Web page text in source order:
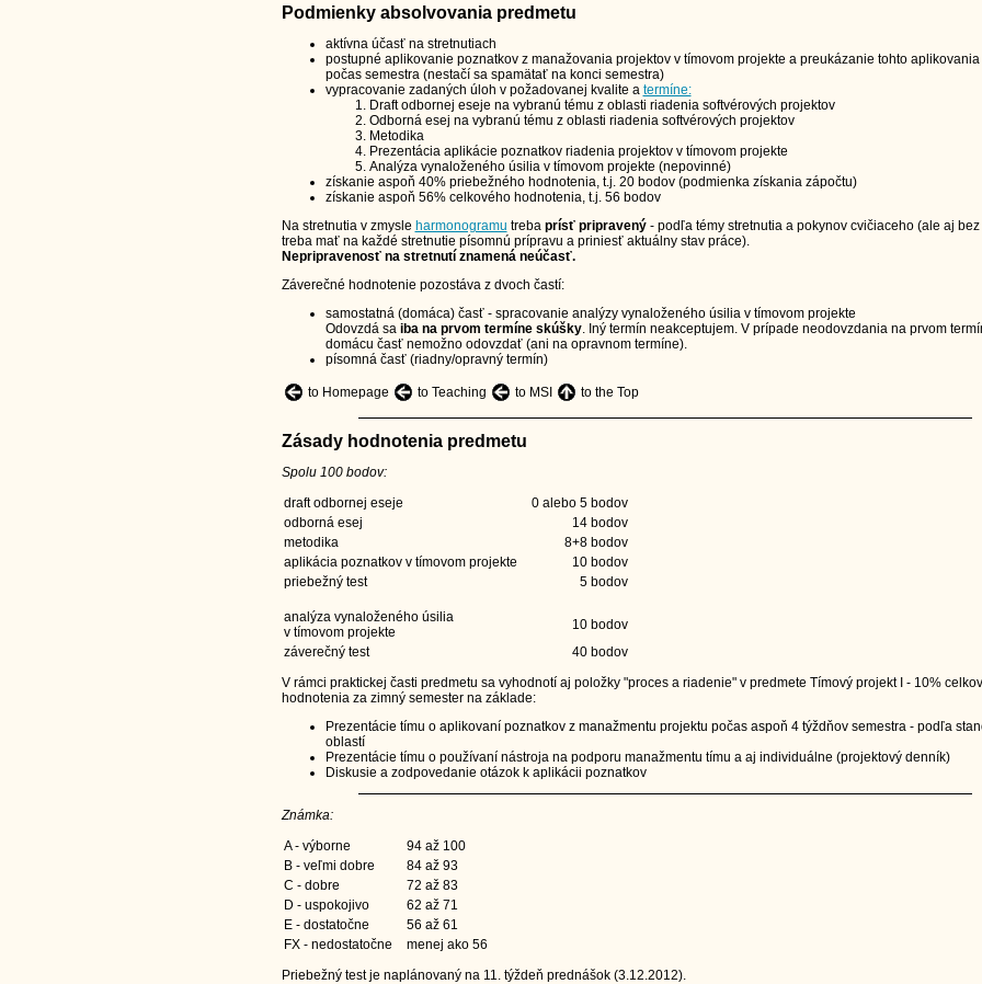
Podmienky absolvovania predmetu
aktívna účasť na stretnutiach
postupné aplikovanie poznatkov z manažovania projektov v tímovom projekte a preukázanie tohto
počas semestra (nestačí sa spamätať na konci semestra)
vypracovanie zadaných úloh v požadovanej kvalite a termíne:
Draft odbornej eseje na vybranú tému z oblasti riadenia softvérových projektov
Odborná esej na vybranú tému z oblasti riadenia softvérových projektov
Metodika
Prezentácia aplikácie poznatkov riadenia projektov v tímovom projekte
Analýza vynaloženého úsilia v tímovom projekte (nepovinné)
získanie aspoň 40% priebežného hodnotenia, t.j. 20 bodov (podmienka získania zápočtu)
získanie aspoň 56% celkového hodnotenia, t.j. 56 bodov
Na stretnutia v zmysle harmonogramu treba prísť pripravený- podľa témy stretnutia a pokynov cvičiaceho (ale aj bez
treba mať na každé stretnutie písomnú prípravu a priniesť aktuálny stav práce).
Nepripravenosť na stretnutí znamená neúčasť.
Záverečné hodnotenie pozostáva z dvoch častí:
samostatná (domáca) časť - spracovanie analýzy vynaloženého úsilia v tímovom projekte
Odovzdá sa iba na prvom termíne skúšky. Iný termín neakceptujem. V prípade neodovzdania na prvom
domácu časť nemožno odovzdať (ani na opravnom termíne).
písomná časť (riadny/opravný termín)
to Homepage to Teaching to MSI to the Top
Zásady hodnotenia predmetu
Spolu 100 bodov:
draft odbornej eseje
0 alebo 5 bodov
odborná esej
14 bodov
metodika
8+8 bodov
aplikácia poznatkov v tímovom projekte
10 bodov
priebežný test
5 bodov
analýza vynaloženého úsilia
v tímovom projekte
10 bodov
záverečný test
40 bodov
V rámci praktickej časti predmetu sa vyhodnotí aj položky "proces a riadenie" v predmete Tímový projekt I - 10%
hodnotenia za zimný semester na základe:
Prezentácie tímu o aplikovaní poznatkov z manažmentu projektu počas aspoň 4 týždňov semestra - podľa
oblastí
Prezentácie tímu o používaní nástroja na podporu manažmentu tímu a aj individuálne (projektový denník)
Diskusie a zodpovedanie otázok k aplikácii poznatkov
Známka:
A - výborne
94 až 100
B - veľmi dobre
84 až 93
C - dobre
72 až 83
D - uspokojivo
62 až 71
E - dostatočne
56 až 61
FX - nedostatočne
menej ako 56
Priebežný test je naplánovaný na 11. týždeň prednášok (3.12.2012).